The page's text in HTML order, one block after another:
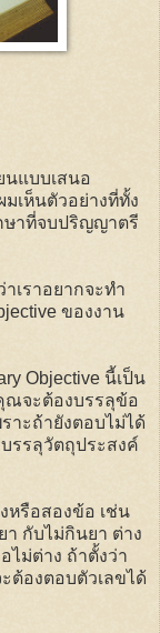
นแบบเสนอ
มเห็นตัวอย่างที่ทั้ง
ษาที่จบปริญญาตรี
เราอยากจะทำ
ของงาน
Objective นี้เป็น
ณจะต้องบรรลุข้อ
าะถ้ายังตอบไม่ได้
รรลุวัตถุประสงค์
หรือสองข้อ เช่น
กับไม่กินยา ต่าง
ไม่ต่าง ถ้าตั้งว่า
ต้องตอบตัวเลขได้